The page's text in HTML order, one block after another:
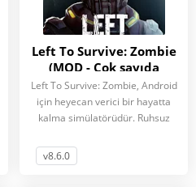
Left To Survive: Zombie
(MOD - Çok sayıda
cephane)
Left To Survive: Zombie, Android
için heyecan verici bir hayatta
kalma simülatörüdür. Ruhsuz
v8.6.0